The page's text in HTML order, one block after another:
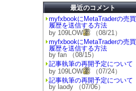
最近のコメント
myfxbookにMetaTraderの売買
履歴を送信する方法
by 109LOW
（08/21）
myfxbookにMetaTraderの売買
履歴を送信する方法
by fan （08/15）
記事執筆の再開予定について
by 109LOW
（07/24）
記事執筆の再開予定について
by laody （07/06）